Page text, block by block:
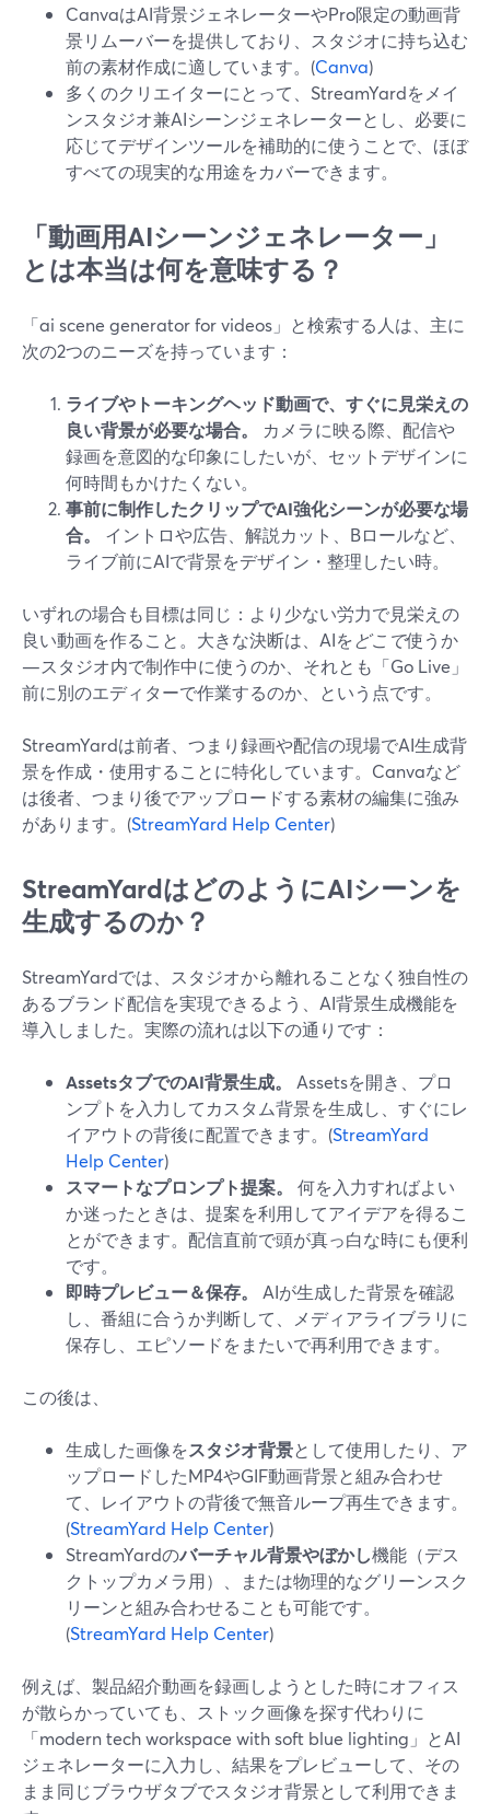
CanvaはAI背景ジェネレーターやPro限定の動画背
景リムーバーを提供しており、スタジオに持ち込む
前の素材作成に適しています。(Canva)
多くのクリエイターにとって、StreamYardをメイ
ンスタジオ兼AIシーンジェネレーターとし、必要に
応じてデザインツールを補助的に使うことで、ほぼ
すべての現実的な用途をカバーできます。
「動画用AIシーンジェネレーター」
とは本当は何を意味する？
「ai scene generator for videos」と検索する人は、主に
次の2つのニーズを持っています：
ライブやトーキングヘッド動画で、すぐに見栄えの
良い背景が必要な場合。
カメラに映る際、配信や
録画を意図的な印象にしたいが、セットデザインに
何時間もかけたくない。
事前に制作したクリップでAI強化シーンが必要な場
合。
イントロや広告、解説カット、Bロールなど、
ライブ前にAIで背景をデザイン・整理したい時。
いずれの場合も目標は同じ：より少ない労力で見栄えの
良い動画を作ること。大きな決断は、AIをどこで使うか
—スタジオ内で制作中に使うのか、それとも「Go Live」
前に別のエディターで作業するのか、という点です。
StreamYardは前者、つまり録画や配信の現場でAI生成背
景を作成・使用することに特化しています。Canvaなど
は後者、つまり後でアップロードする素材の編集に強み
があります。(StreamYard Help Center)
StreamYardはどのようにAIシーンを
生成するのか？
StreamYardでは、スタジオから離れることなく独自性の
あるブランド配信を実現できるよう、AI背景生成機能を
導入しました。実際の流れは以下の通りです：
AssetsタブでのAI背景生成。
Assetsを開き、プロ
ンプトを入力してカスタム背景を生成し、すぐにレ
イアウトの背後に配置できます。(StreamYard
Help Center)
スマートなプロンプト提案。
何を入力すればよい
か迷ったときは、提案を利用してアイデアを得るこ
とができます。配信直前で頭が真っ白な時にも便利
です。
即時プレビュー＆保存。
AIが生成した背景を確認
し、番組に合うか判断して、メディアライブラリに
保存し、エピソードをまたいで再利用できます。
この後は、
生成した画像をスタジオ背景として使用したり、ア
ップロードしたMP4やGIF動画背景と組み合わせ
て、レイアウトの背後で無音ループ再生できます。
(StreamYard Help Center)
StreamYardのバーチャル背景やぼかし機能（デス
クトップカメラ用）、または物理的なグリーンスク
リーンと組み合わせることも可能です。
(StreamYard Help Center)
例えば、製品紹介動画を録画しようとした時にオフィス
が散らかっていても、ストック画像を探す代わりに
「modern tech workspace with soft blue lighting」とAI
ジェネレーターに入力し、結果をプレビューして、その
まま同じブラウザタブでスタジオ背景として利用できま